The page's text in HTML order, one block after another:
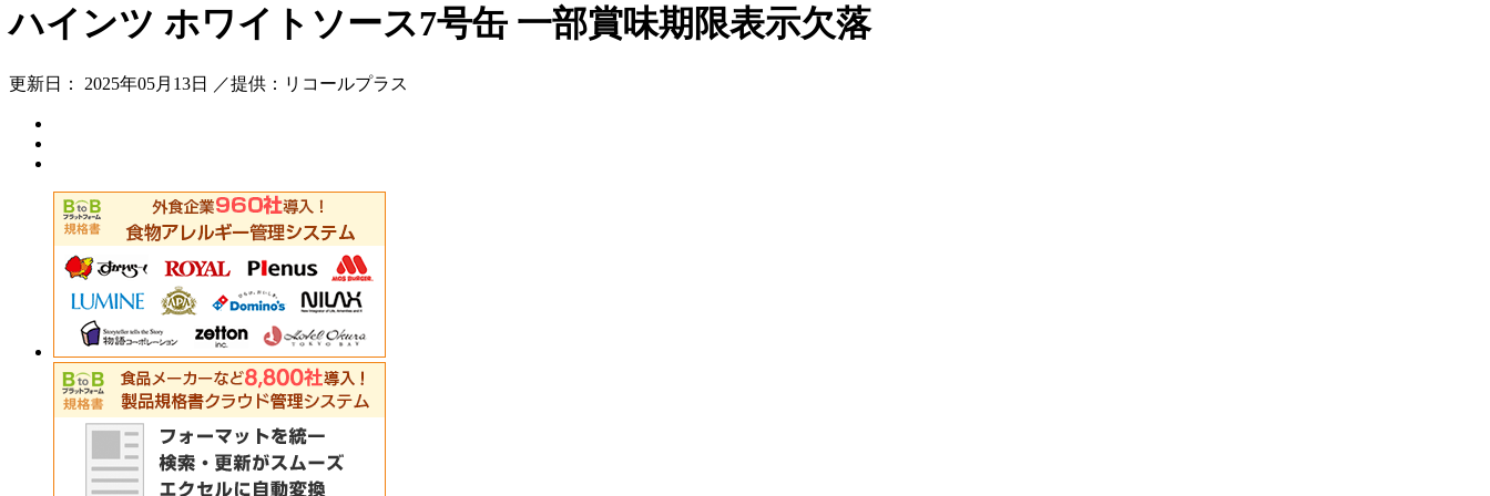
ハインツ ホワイトソース7号缶 一部賞味期限表示欠落
更新日： 2025年05月13日 ／提供：リコールプラス